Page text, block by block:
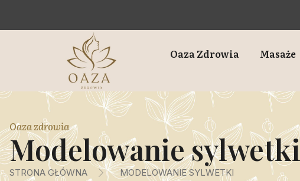
Oaza Zdrowia Masaże
Oaza zdrowia
Modelowanie sylwetki
STRONA GŁÓWNA MODELOWANIE SYLWETKI